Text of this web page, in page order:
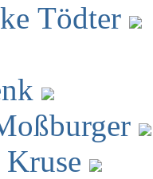
Tödter